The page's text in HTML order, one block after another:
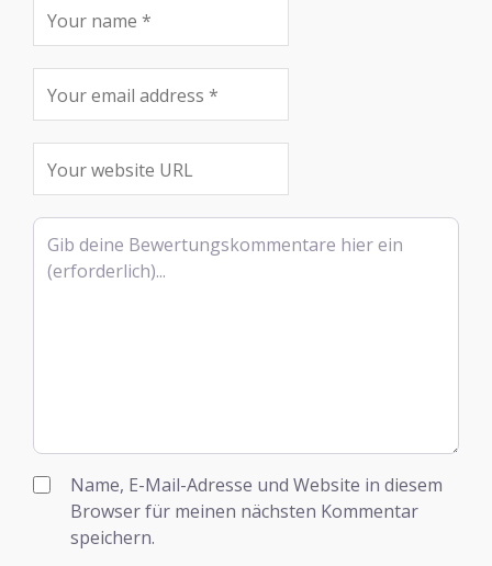
Rezensionstext
Name, E-Mail-Adresse und Website in diesem
Browser für meinen nächsten Kommentar
speichern.